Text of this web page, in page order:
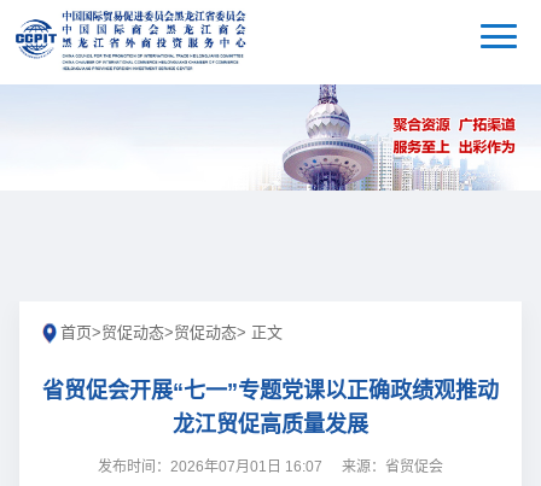
首页>贸促动态>贸促动态> 正文
省贸促会开展“七一”专题党课以正确政绩观推动
龙江贸促高质量发展
发布时间：2026年07月01日 16:07 来源：省贸促会